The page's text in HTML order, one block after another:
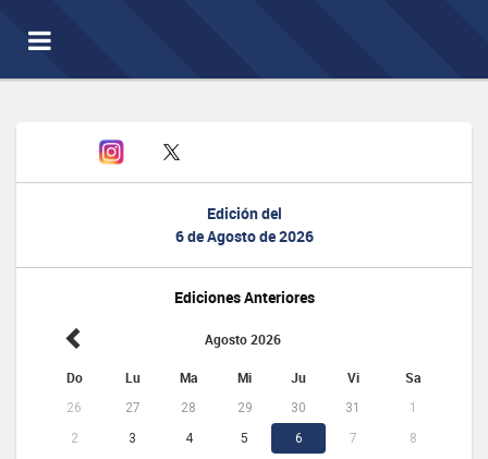
Toggle
navigation
Edición del
6 de Agosto de 2026
Ediciones Anteriores
Agosto 2026
Do Lu Ma Mi Ju Vi Sa
26 27 28 29 30 31
1
2
3 4 5 6 7
8